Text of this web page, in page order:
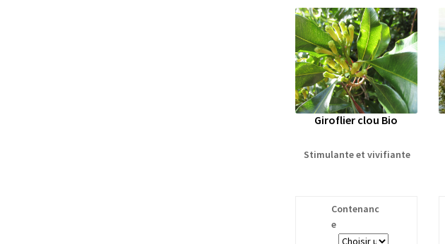
Giroflier clou Bio
Stimulante et vivifiante
Contenanc
e